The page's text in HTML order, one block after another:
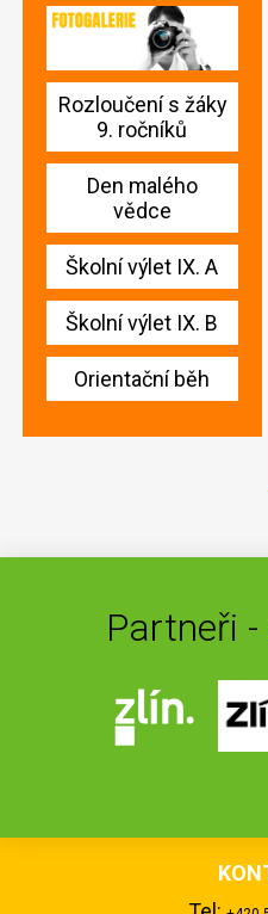
Rozloučení s žáky
9. ročníků
Den malého
vědce
Školní výlet IX. A
Školní výlet IX. B
Orientační běh
Partneři